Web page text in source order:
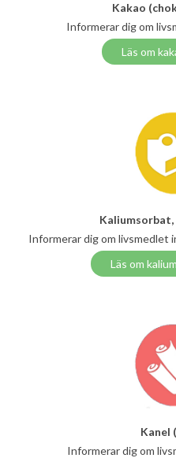
Kakao
Informerar dig om
Läs om
Informerar dig om livsmedlet
Läs om
Kanel
Informerar dig om